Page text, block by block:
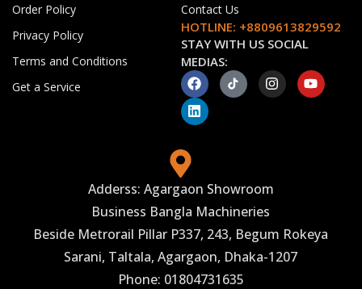
Order Policy
Privacy Policy
Terms and Conditions
Get a Service
Contact Us
HOTLINE: +8809613829592
STAY WITH US SOCIAL
MEDIAS:
Adderss: Agargaon Showroom
Business Bangla Machineries
Beside Metrorail Pillar P337, 243, Begum Rokeya
Sarani, Taltala, Agargaon, Dhaka-1207
Phone: 01804731635